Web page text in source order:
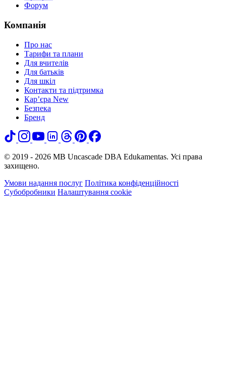
Форум
Компанія
Про нас
Тарифи та плани
Для вчителів
Для батьків
Для шкіл
Контакти та підтримка
Кар’єра New
Безпека
Бренд
© 2019 - 2026 MB Uncascade DBA Edukamentas. Усі права
захищено.
Умови надання послуг Політика конфіденційності
Субобробники Налаштування cookie